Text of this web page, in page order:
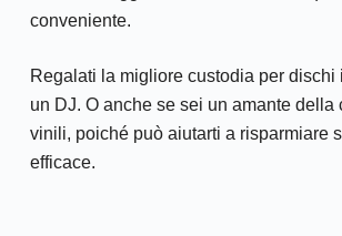
conveniente.
Regalati la migliore custodia per dischi
un DJ. O anche se sei un amante della
vinili, poiché può aiutarti a risparmiare
efficace.